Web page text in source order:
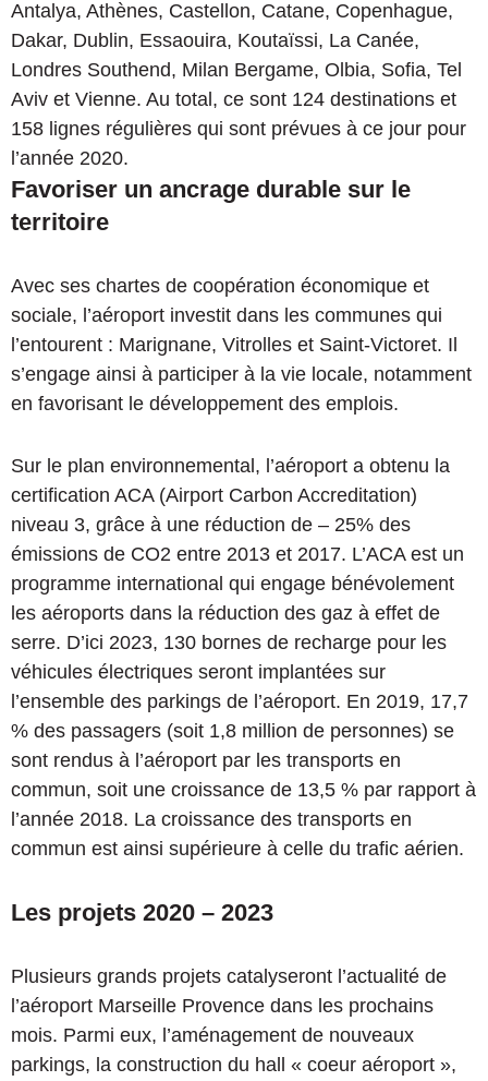
Antalya, Athènes, Castellon, Catane, Copenhague,
Dakar, Dublin, Essaouira, Koutaïssi, La Canée,
Londres Southend, Milan Bergame, Olbia, Sofia, Tel
Aviv et Vienne. Au total, ce sont 124 destinations et
158 lignes régulières qui sont prévues à ce jour pour
l’année 2020.
Favoriser un ancrage durable sur le
territoire
Avec ses chartes de coopération économique et
sociale, l’aéroport investit dans les communes qui
l’entourent : Marignane, Vitrolles et Saint-Victoret. Il
s’engage ainsi à participer à la vie locale, notamment
en favorisant le développement des emplois.
Sur le plan environnemental, l’aéroport a obtenu la
certification ACA (Airport Carbon Accreditation)
niveau 3, grâce à une réduction de – 25% des
émissions de CO2 entre 2013 et 2017. L’ACA est un
programme international qui engage bénévolement
les aéroports dans la réduction des gaz à effet de
serre. D’ici 2023, 130 bornes de recharge pour les
véhicules électriques seront implantées sur
l’ensemble des parkings de l’aéroport. En 2019, 17,7
% des passagers (soit 1,8 million de personnes) se
sont rendus à l’aéroport par les transports en
commun, soit une croissance de 13,5 % par rapport à
l’année 2018. La croissance des transports en
commun est ainsi supérieure à celle du trafic aérien.
Les projets 2020 – 2023
Plusieurs grands projets catalyseront l’actualité de
l’aéroport Marseille Provence dans les prochains
mois. Parmi eux, l’aménagement de nouveaux
parkings, la construction du hall « coeur aéroport »,